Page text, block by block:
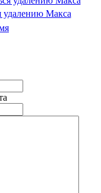
удалению Макса